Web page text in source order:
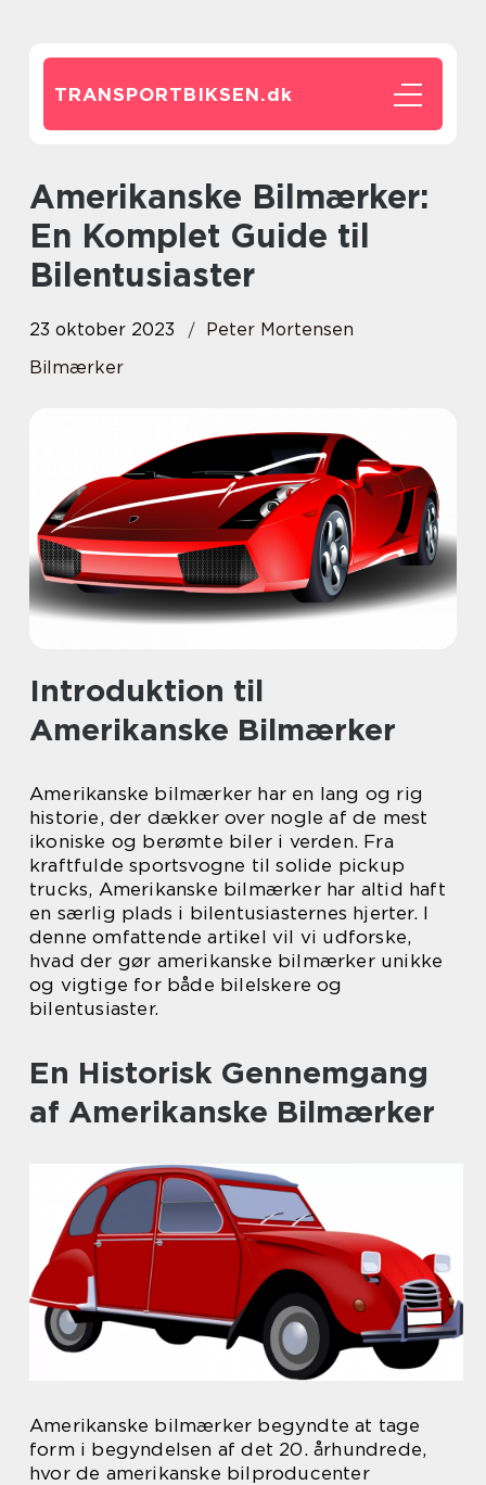
TRANSPORTBIKSEN.dk
Amerikanske Bilmærker:
En Komplet Guide til
Bilentusiaster
23 oktober 2023
Peter Mortensen
Bilmærker
Introduktion til
Amerikanske Bilmærker
Amerikanske bilmærker har en lang og rig
historie, der dækker over nogle af de mest
ikoniske og berømte biler i verden. Fra
kraftfulde sportsvogne til solide pickup
trucks, Amerikanske bilmærker har altid haft
en særlig plads i bilentusiasternes hjerter. I
denne omfattende artikel vil vi udforske,
hvad der gør amerikanske bilmærker unikke
og vigtige for både bilelskere og
bilentusiaster.
En Historisk Gennemgang
af Amerikanske Bilmærker
Amerikanske bilmærker begyndte at tage
form i begyndelsen af det 20. århundrede,
hvor de amerikanske bilproducenter